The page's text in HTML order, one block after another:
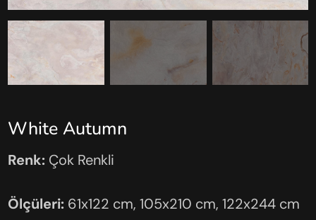
White Autumn
Renk: Çok Renkli
Ölçüleri: 61x122 cm, 105x210 cm, 122x244 cm